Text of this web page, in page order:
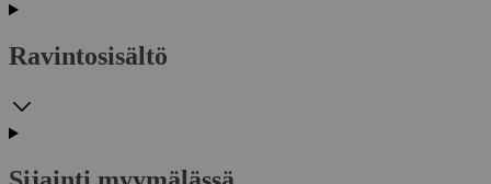
Ravintosisältö